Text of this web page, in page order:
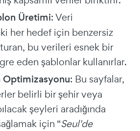
Üretimi: Veri
her hedef için benzersiz
bu verileri esnek bir
eden şablonlar kullanırlar.
Optimizasyonu: Bu sayfalar,
belirli bir şehir veya
şeyleri aradığında
için “Seul'de